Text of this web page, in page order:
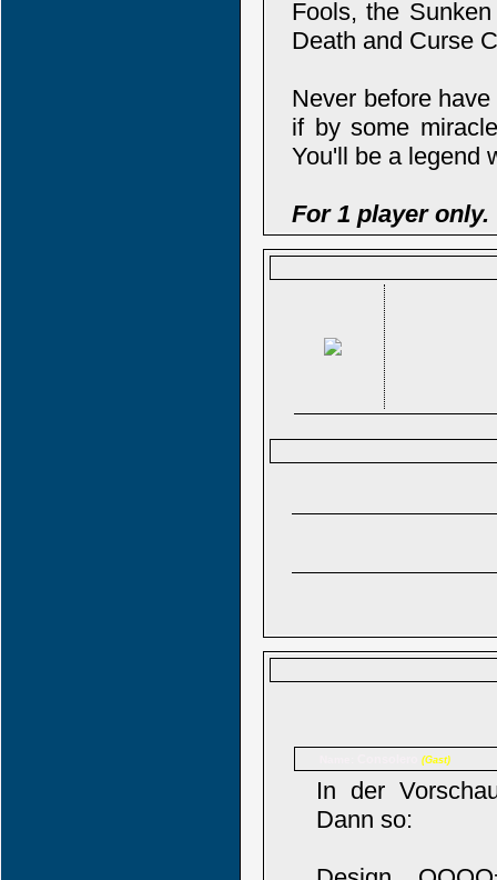
Fools, the
Death and Curse
Never before
if by some
You'll be a legend
For 1 player only.
(Gast)
In der
Dann so: